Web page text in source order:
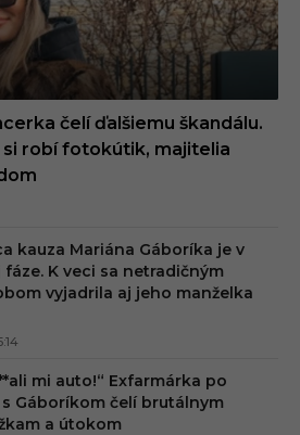
čelí ďalšiemu škandálu.
robí fotokútik, majitelia
kauza Mariána Gáboríka je v
fáze. K veci sa netradičným
vyjadrila aj jeho manželka
mi auto!“ Exfarmárka po
Gáboríkom čelí brutálnym
a útokom